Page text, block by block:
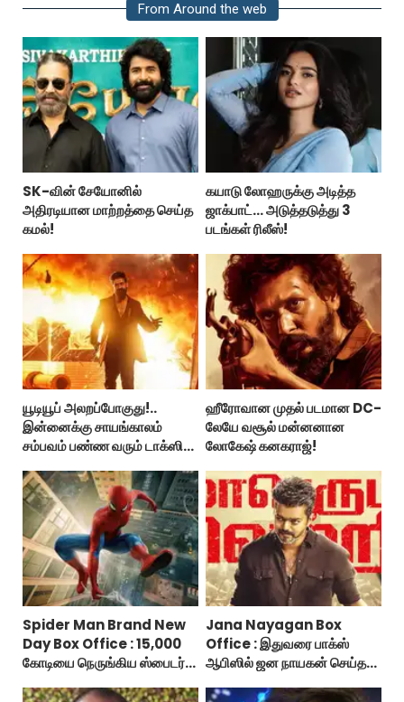
From Around the web
SK-வின் சேயோனில்
அதிரடியான மாற்றத்தை செய்த
கமல்!
கயாடு லோஹருக்கு அடித்த
ஜாக்பாட்... அடுத்தடுத்து 3
படங்கள் ரிலீஸ்!
யூடியூப் அலறப்போகுது!..
இன்னைக்கு சாயங்காலம்
சம்பவம் பண்ண வரும் டாக்ஸிக்
ஹீரோவான முதல் படமான DC-
லேயே வசூல் மன்னனான
லோகேஷ் கனகராஜ்!
Spider Man Brand New
Day Box Office : 15,000
கோடியை நெருங்கிய ஸ்பைடர்
Jana Nayagan Box
Office : இதுவரை பாக்ஸ்
ஆபிஸில் ஜன நாயகன் செய்த